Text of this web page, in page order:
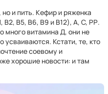
и пить. Кефир и ряженка
В2, В5, В6, В9 и В12), А, С, РР.
много витамина Д, они не
усваиваются. Кстати, те, кто
соевому и
хорошие новости: и там